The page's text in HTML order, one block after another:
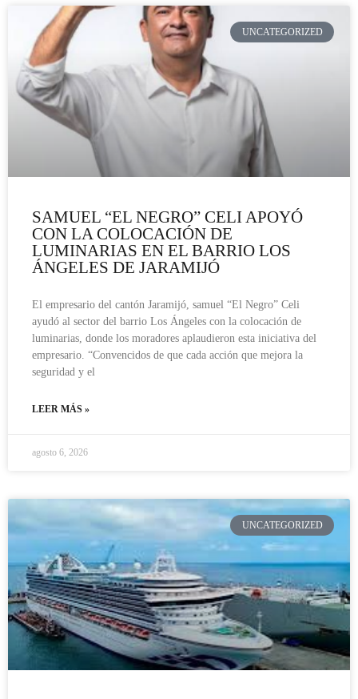
UNCATEGORIZED
SAMUEL “EL NEGRO” CELI APOYÓ
CON LA COLOCACIÓN DE
LUMINARIAS EN EL BARRIO LOS
ÁNGELES DE JARAMIJÓ
El empresario del cantón Jaramijó, samuel “El Negro” Celi
ayudó al sector del barrio Los Ángeles con la colocación de
luminarias, donde los moradores aplaudieron esta iniciativa del
empresario. “Convencidos de que cada acción que mejora la
seguridad y el
LEER MÁS »
agosto 6, 2026
UNCATEGORIZED